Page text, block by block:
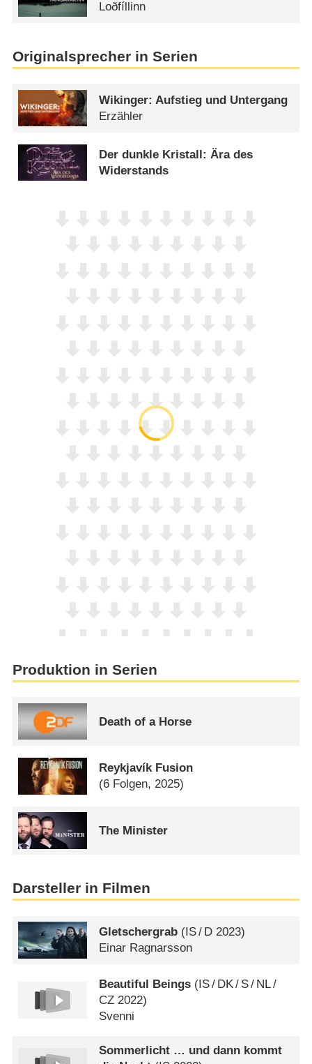
Loðfíllinn
Originalsprecher in Serien
Wikinger: Aufstieg und Untergang
Erzähler
Der dunkle Kristall: Ära des
Widerstands
Produktion in Serien
Death of a Horse
Reykjavík Fusion
(6 Folgen, 2025)
The Minister
Darsteller in Filmen
Gletschergrab ( IS/ D 2023)
Einar Ragnarsson
Beautiful Beings ( IS/ DK/ S/ NL/
CZ 2022)
Svenni
Sommerlicht … und dann kommt